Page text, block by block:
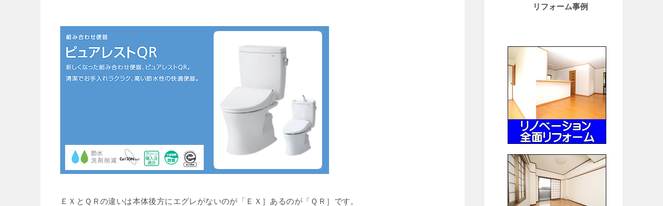
ＥＸとＱＲの違いは本体後方にエグレがないのが「ＥＸ］あるのが「ＱＲ］です。
リフォーム事例